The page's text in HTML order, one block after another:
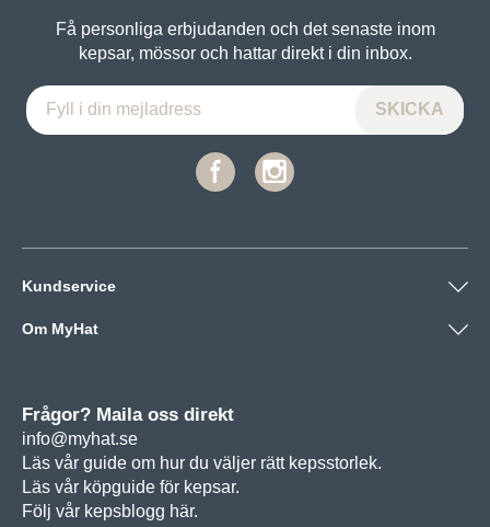
Få personliga erbjudanden och det senaste inom
kepsar, mössor och hattar direkt i din inbox.
Kundservice
Om MyHat
Frågor? Maila oss direkt
info@myhat.se
Läs vår guide om hur du väljer rätt kepsstorlek.
Läs vår köpguide för kepsar.
Följ vår kepsblogg här.